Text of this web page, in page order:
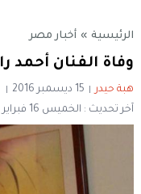
الرئيسية » أخبار مصر
وفاة الفنان أحمد
هبة حيدر
15 ديسمبر 2016
آخر تحديث : الخميس 16 فبراير 2017 - 2:06 مساءً